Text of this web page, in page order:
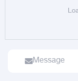
Message